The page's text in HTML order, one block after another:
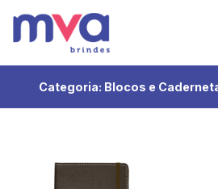
Categoria: Blocos e